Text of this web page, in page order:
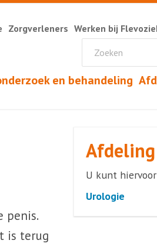
en behandeling
Zorgverleners Werken bij
penis.
is terug
Afdeling
U kunt
Urologie